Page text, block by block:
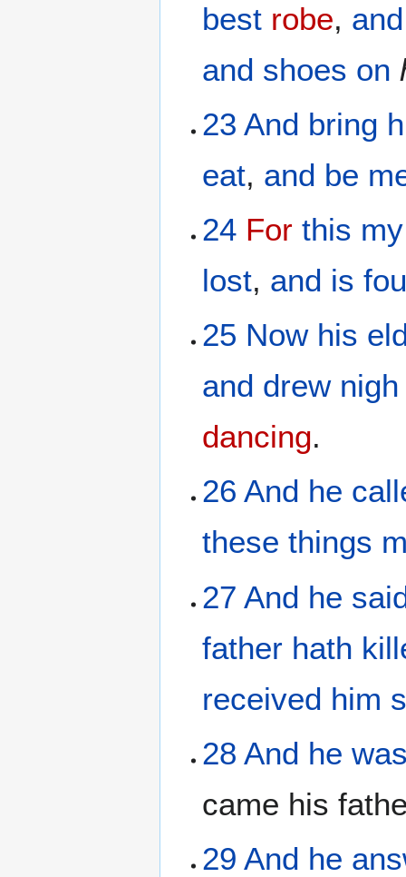
best robe, and
and shoes on
23 And bring
eat, and be
24 For this my
lost, and is
25 Now his
and drew nigh
dancing.
26 And he
these things
27 And he
father hath
received him
28 And he
came his
29 And he